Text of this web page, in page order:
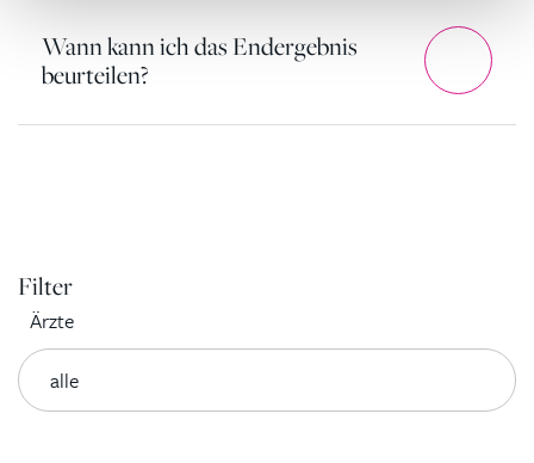
Wann kann ich das Endergebnis
beurteilen?
Filter
Ärzte